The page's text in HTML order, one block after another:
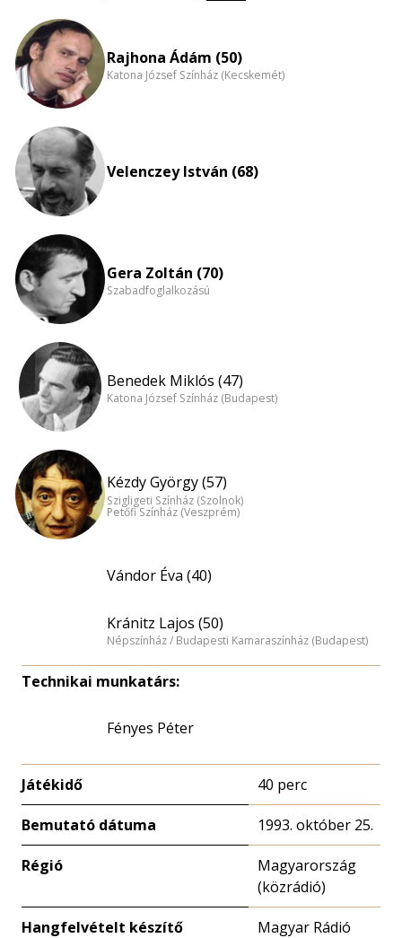
nagyítása
Rajhona Ádám (50)
Katona József Színház (Kecskemét)
Velenczey István (68)
Gera Zoltán (70)
Szabadfoglalkozású
Benedek Miklós (47)
Katona József Színház (Budapest)
Kézdy György (57)
Szigligeti Színház (Szolnok)
Petőfi Színház (Veszprém)
Vándor Éva (40)
Kránitz Lajos (50)
Népszínház / Budapesti Kamaraszínház (Budapest)
Technikai munkatárs:
Fényes Péter
Játékidő 40 perc
Bemutató dátuma 1993. október 25.
Régió
Magyarország
(közrádió)
Hangfelvételt készítő
Magyar Rádió